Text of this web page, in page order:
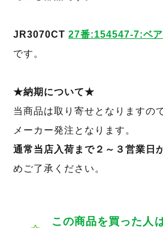
JR3070CT27番:154547-7:ベ
です。
★納期について★
当商品は取り寄せとなりますの
メーカー発注となります。
通常当店入荷まで２～３営業日
めご了承ください。
この商品を買った人